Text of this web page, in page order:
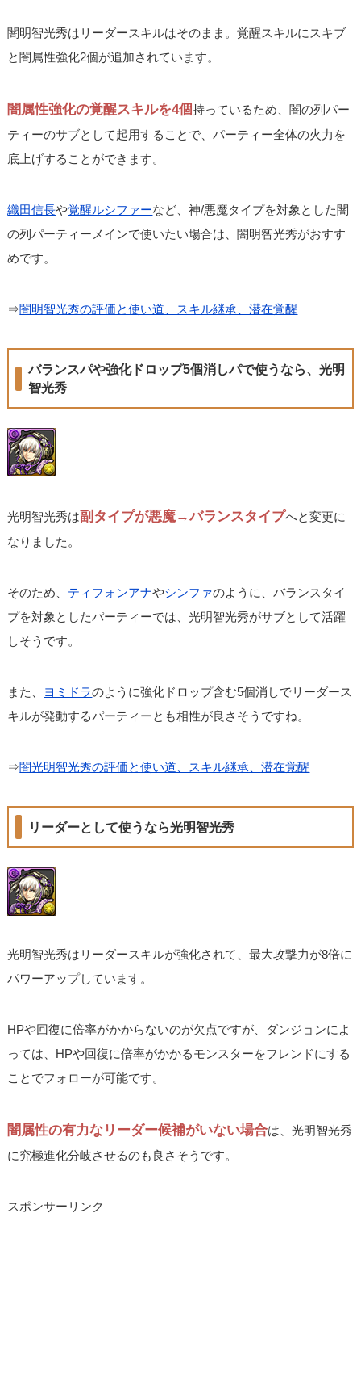
闇明智光秀はリーダースキルはそのまま。覚醒スキルにスキブ
と闇属性強化2個が追加されています。
闇属性強化の覚醒スキルを4個持っているため、闇の列パー
ティーのサブとして起用することで、パーティー全体の火力を
底上げすることができます。
織田信長や覚醒ルシファーなど、神/悪魔タイプを対象とした闇
の列パーティーメインで使いたい場合は、闇明智光秀がおすす
めです。
⇒闇明智光秀の評価と使い道、スキル継承、潜在覚醒
バランスパや強化ドロップ5個消しパで使うなら、光明
智光秀
光明智光秀は副タイプが悪魔→バランスタイプへと変更に
なりました。
そのため、 ティフォンアナやシンファのように、バランスタイ
プを対象としたパーティーでは、光明智光秀がサブとして活躍
しそうです。
また、 ヨミドラのように強化ドロップ含む5個消しでリーダース
キルが発動するパーティーとも相性が良さそうですね。
⇒闇光明智光秀の評価と使い道、スキル継承、潜在覚醒
リーダーとして使うなら光明智光秀
光明智光秀はリーダースキルが強化されて、最大攻撃力が8倍に
パワーアップしています。
HPや回復に倍率がかからないのが欠点ですが、ダンジョンによ
っては、HPや回復に倍率がかかるモンスターをフレンドにする
ことでフォローが可能です。
闇属性の有力なリーダー候補がいない場合は、光明智光秀
に究極進化分岐させるのも良さそうです。
スポンサーリンク